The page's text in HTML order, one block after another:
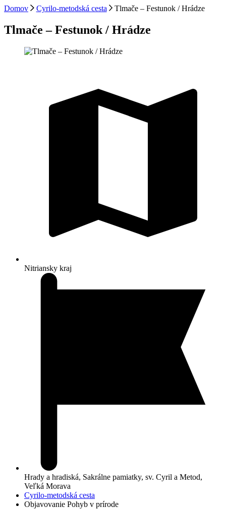
Domov Cyrilo-metodská cesta Tlmače – Festunok / Hrádze
Tlmače – Festunok / Hrádze
Nitriansky kraj
Hrady a hradiská, Sakrálne pamiatky, sv. Cyril a Metod,
Veľká Morava
Cyrilo-metodská cesta
Objavovanie Pohyb v prírode